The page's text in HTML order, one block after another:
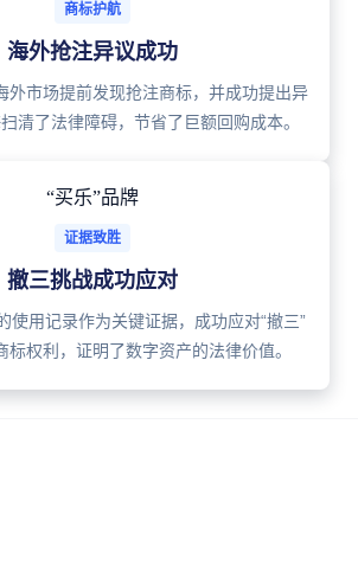
商标护航
海外抢注异议成功
外市场提前发现抢注商标，并成功提出异
清了法律障碍，节省了巨额回购成本。
“买乐”品牌
证据致胜
撤三挑战成功应对
使用记录作为关键证据，成功应对“撤三”
标权利，证明了数字资产的法律价值。